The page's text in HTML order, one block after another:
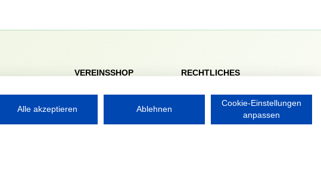
Alle akzeptieren Ablehnen
Cookie-Einstellungen
anpassen
VEREINSSHOP
Nordsport.store
RECHTLICHES
Datenschutzerklärung